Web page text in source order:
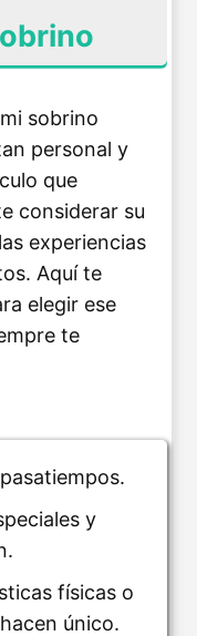
sobrino
personal y
que
considerar su
experiencias
Aquí te
elegir ese
te
y
físicas o
único.